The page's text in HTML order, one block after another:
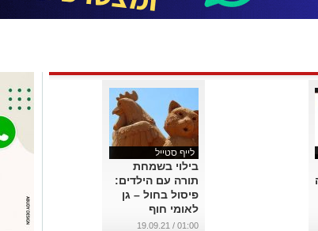
לייף סטייל
בילוי בשמחת
תורה עם הילדים:
פיסול בחול – גן
לאומי חוף
פלמחים
01:00 / 19.09.21